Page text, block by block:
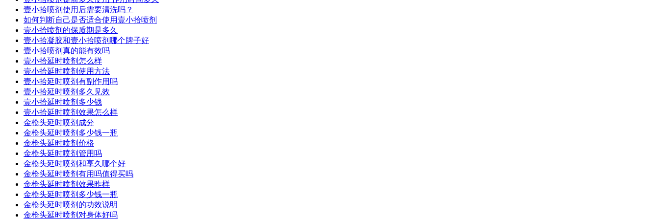
壹小拾喷剂使用后需要清洗吗？
如何判断自己是否适合使用壹小拾喷剂
壹小拾喷剂的保质期是多久
壹小拾凝胶和壹小拾喷剂哪个牌子好
壹小拾喷剂真的能有效吗
壹小拾延时喷剂怎么样
壹小拾延时喷剂使用方法
壹小拾延时喷剂有副作用吗
壹小拾延时喷剂多久见效
壹小拾延时喷剂多少钱
壹小拾延时喷剂效果怎么样
金枪头延时喷剂成分
金枪头延时喷剂多少钱一瓶
金枪头延时喷剂价格
金枪头延时喷剂管用吗
金枪头延时喷剂和享久哪个好
金枪头延时喷剂有用吗值得买吗
金枪头延时喷剂效果昨样
金枪头延时喷剂多少钱一瓶
金枪头延时喷剂的功效说明
金枪头延时喷剂对身体好吗